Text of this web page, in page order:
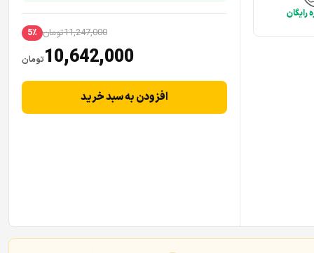
رایگان
11,247,000تومان 5٪
10,642,000تومان
افزودن به سبد خرید